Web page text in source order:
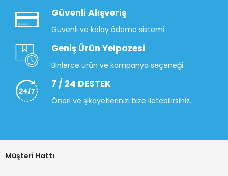
Güvenli Alışveriş
Güvenli ve kolay ödeme sistemi
Geniş Ürün Yelpazesi
Binlerce ürün ve kampanya seçeneği
7 / 24 DESTEK
Öneri ve şikayetlerinizi bize iletebilirsiniz.
Müşteri Hattı